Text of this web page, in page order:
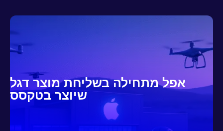
אפל מתחילה בשליחת מוצר דגל
שיוצר בטקסס